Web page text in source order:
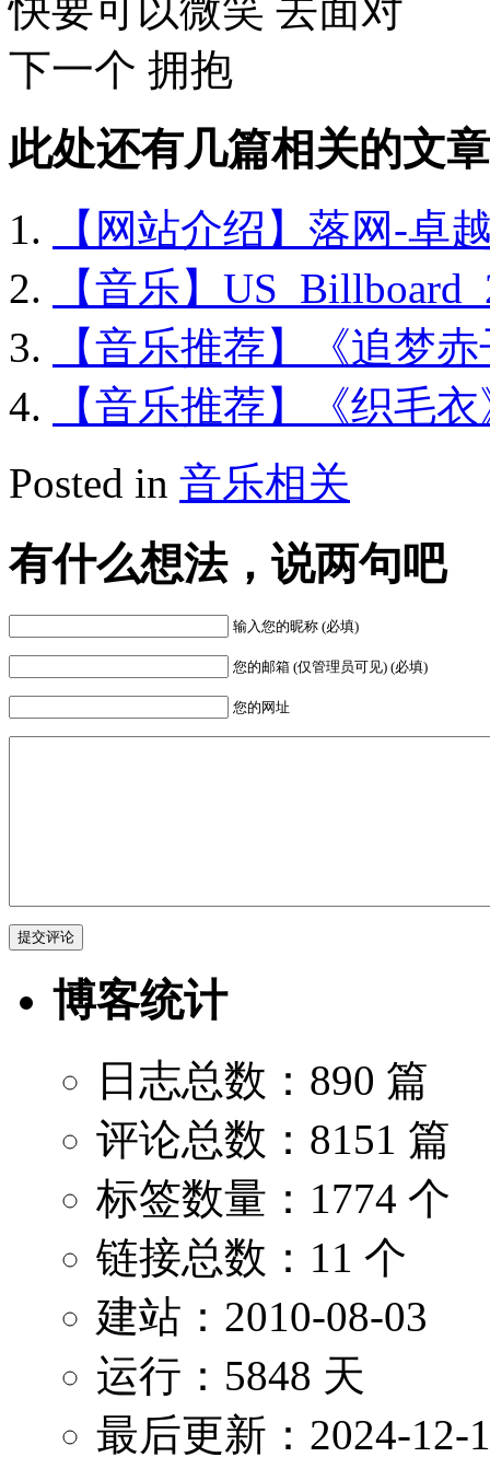
快要可以微笑 去面对
下一个 拥抱
此处还有几篇相关的文
【网站介绍】落网-卓
【音乐】
【音乐推荐】《追梦
【音乐推荐】《织毛
Posted in 音乐相关
有什么想法，说两句吧
输入您的昵称 (必填)
您的邮箱 (仅管理员可见) (必填)
您的网址
博客统计
日志总数：890 篇
评论总数：8151 篇
标签数量：1774 个
链接总数：11 个
建站：2010-08-03
运行：5848 天
最后更新：2024-12-